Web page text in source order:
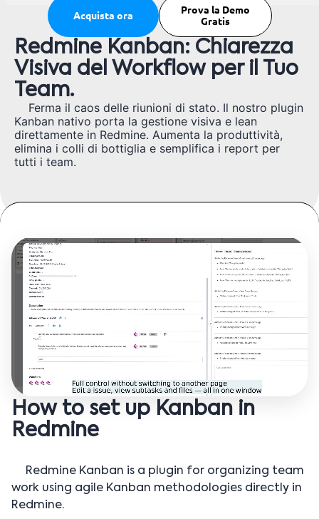
Acquista ora
Prova la Demo
Gratis
Redmine Kanban: Chiarezza
Visiva del Workflow per il Tuo
Team.
Ferma il caos delle riunioni di stato. Il nostro plugin
Kanban nativo porta la gestione visiva e lean
direttamente in Redmine. Aumenta la produttività,
elimina i colli di bottiglia e semplifica i report per
tutti i team.
How to set up Kanban in
Redmine
Redmine Kanban is a plugin for organizing team
work using agile Kanban methodologies directly in
Redmine.